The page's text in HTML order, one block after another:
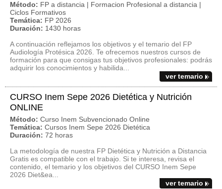
Método: FP a distancia | Formacion Profesional a distancia |
Ciclos Formativos
Temática: FP 2026
Duración: 1430 horas
A continuación reflejamos los objetivos y el temario del FP
Audiología Protésica 2026. Te ofrecemos nuestros cursos de
formación para que consigas tus objetivos profesionales: podrás
adquirir los conocimientos y habilida...
ver temario
CURSO Inem Sepe 2026 Dietética y Nutrición
ONLINE
Método: Curso Inem Subvencionado Online
Temática: Cursos Inem Sepe 2026 Dietética
Duración: 72 horas
La metodología de nuestra FP Dietética y Nutrición a Distancia
Gratis es compatible con el trabajo. Si te interesa, revisa el
contenido, el temario y los objetivos del CURSO Inem Sepe
2026 Diet&ea...
ver temario